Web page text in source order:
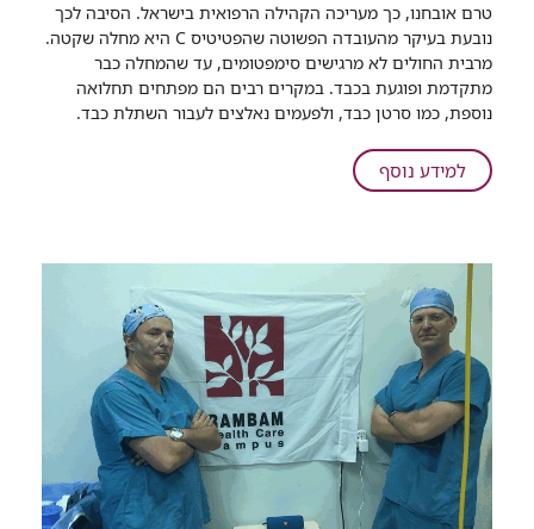
רמב"ם
יקיים
בדיקות
חינם
לגילוי
נשאות
הפטיטיס
סי
טרם אובחנו, כך מעריכה הקהילה הרפואית בישראל. הסיבה לכך
נובעת בעיקר מהעובדה הפשוטה שהפטיטיס C היא מחלה שקטה.
מרבית החולים לא מרגישים סימפטומים, עד שהמחלה כבר
מתקדמת ופוגעת בכבד. במקרים רבים הם מפתחים תחלואה
נוספת, כמו סרטן כבד, ולפעמים נאלצים לעבור השתלת כבד. ​
למידע נוסףעל
רמב"ם
לגילוי
נשאות
הפטיטיס
בחיפה
ובקריות